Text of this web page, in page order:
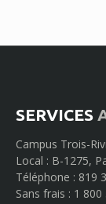
SERVICES
Campus Trois-
Local : B-1275,
Téléphone : 819
Sans frais : 1